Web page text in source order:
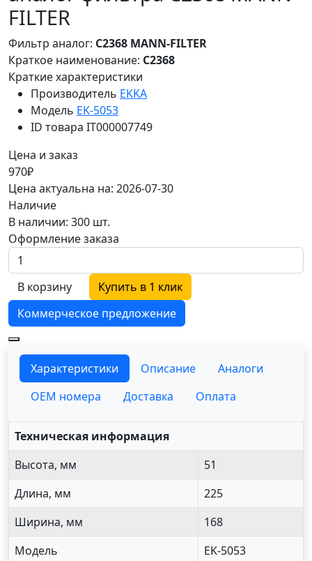
FILTER
Фильтр аналог: C2368 MANN-FILTER
Краткое наименование: C2368
Краткие характеристики
Производитель EKKA
Модель EK-5053
ID товара IT000007749
Цена и заказ
970₽
Цена актуальна на: 2026-07-30
Наличие
В наличии: 300 шт.
Оформление заказа
В корзину
Купить в 1 клик
Коммерческое предложение
Характеристики Описание
Аналоги
OEM номера
Доставка Оплата
Техническая информация
Высота, мм
51
Длина, мм
225
Ширина, мм
168
Модель
EK-5053